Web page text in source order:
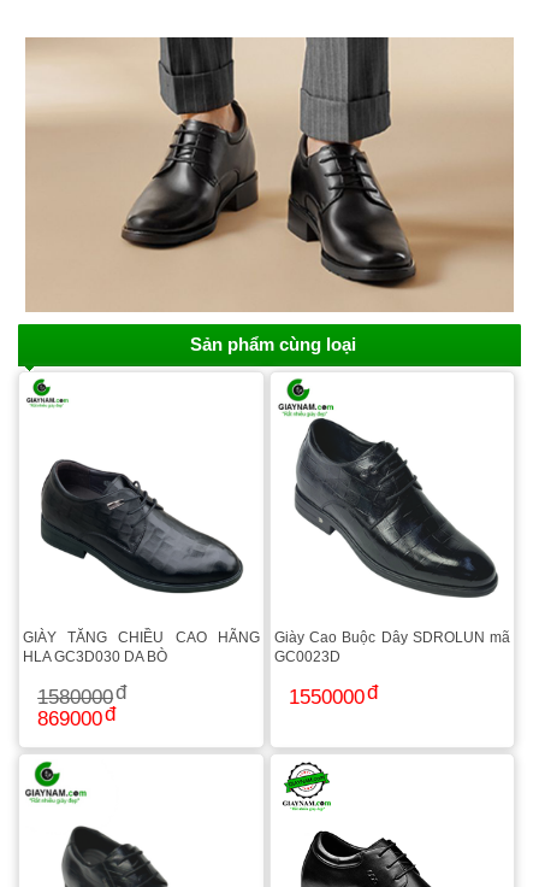
Sản phẩm cùng loại
GIÀY TĂNG CHIỀU CAO HÃNG
HLA GC3D030 DA BÒ
1580000
869000
Giày Cao Buộc Dây SDROLUN mã
GC0023D
1550000